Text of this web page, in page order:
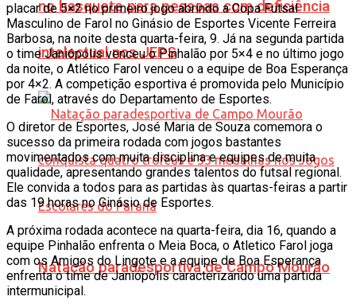
no basquete para pessoas com deficiência
intelectual nos JEPS
Natação paradesportiva de Campo Mourão
placar de 5×2 no primeiro jogo abrindo a Copa Futsal
Masculino de Farol no Ginásio de Esportes Vicente Ferreira
Barbosa, na noite desta quarta-feira, 9. Já na segunda partida
o time Janiópolis venceu o Pinhalão por 5×4 e no último jogo
da noite, o Atlético Farol venceu o a equipe de Boa Esperança
por 4×2. A competição esportiva é promovida pelo Município
de Farol, através do Departamento de Esportes.
O diretor de Esportes, José Maria de Souza comemora o
sucesso da primeira rodada com jogos bastantes
movimentados com muita disciplina e equipes de muita
qualidade, apresentando grandes talentos do futsal regional.
Ele convida a todos para as partidas às quartas-feiras a partir
das 19 horas no Ginásio de Esportes.
A próxima rodada acontece na quarta-feira, dia 16, quando a
equipe Pinhalão enfrenta o Meia Boca, o Atletico Farol joga
com os Amigos do Lingote e a equipe de Boa Esperança
enfrenta o time de Janiópolis caracterizando uma partida
intermunicipal.